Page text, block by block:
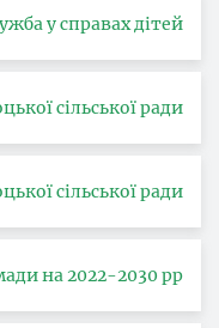
у справах дітей
сільської ради
сільської ради
на 2022-2030 рр